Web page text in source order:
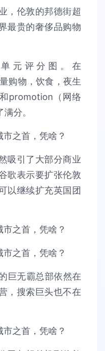
，伦敦的邦德街超
最贵的奢侈品购物
元评分图。在
购物，饮食，夜生
promotion（网络
分。
吸引了大部分商业
歌表示要扩张伦敦
以继续扩充英国团
巨无霸总部依然在
，搜索巨头也不在